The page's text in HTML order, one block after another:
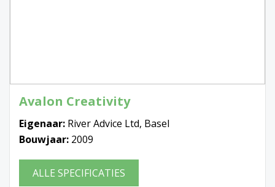
Avalon Creativity
Eigenaar: River Advice Ltd, Basel
Bouwjaar: 2009
ALLE SPECIFICATIES